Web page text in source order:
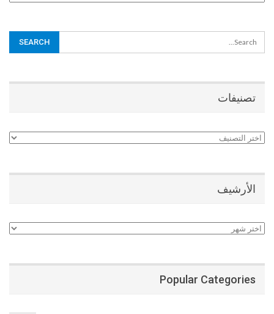
تصنيفات
تصنيفات
الأرشيف
الأرشيف
Popular Categories